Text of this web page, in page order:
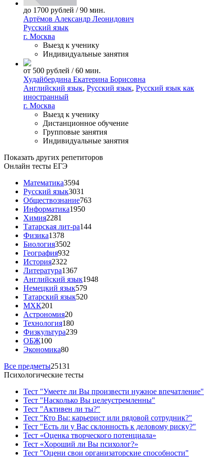
до 1700 рублей / 90 мин.
Артёмов Александр Леонидович
Русский язык
г. Москва
Выезд к ученику
Индивидуальные занятия
от 500 рублей / 60 мин.
Худайбердина Екатерина Борисовна
Английский язык, Русский язык, Русский язык как
иностранный
г. Москва
Выезд к ученику
Дистанционное обучение
Групповые занятия
Индивидуальные занятия
Показать других репетиторов
Онлайн тесты ЕГЭ
Математика3594
Русский язык3031
Обществознание763
Информатика1950
Химия2281
Татарская лит-ра144
Физика1378
Биология3502
География932
История2322
Литература1367
Английский язык1948
Немецкий язык579
Татарский язык520
МХК201
Астрономия20
Технология180
Физкультура239
ОБЖ100
Экономика80
Все предметы25131
Психологические тесты
Тест "Умеете ли Вы произвести нужное впечатление"
Тест "Насколько Вы целеустремленны"
Тест "Активен ли ты?"
Тест "Кто Вы: карьерист или рядовой сотрудник?"
Тест "Есть ли у Вас склонность к деловому риску?"
Тест «Оценка творческого потенциала»
Тест «Хороший ли Вы психолог?»
Тест "Оцени свои организаторские способности"